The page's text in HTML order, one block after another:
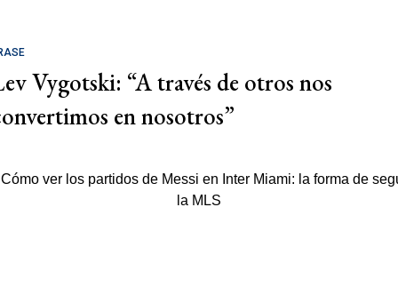
Vygotski: “A través de otros nos
en nosotros”